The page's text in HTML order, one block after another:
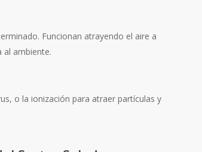
Funcionan atrayendo el aire a
al ambiente.
o la ionización para atraer partículas y